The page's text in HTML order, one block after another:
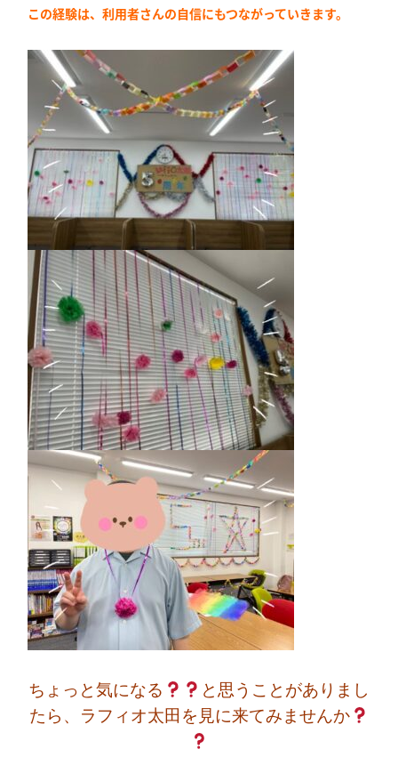
この経験は、利用者さんの自信にもつながっていきます。
ちょっと気になる
と思うことがありまし
たら、ラフィオ太田を見に来てみませんか